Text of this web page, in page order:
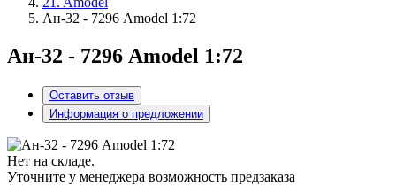
Ан-32 - 7296 Amodel 1:72
Ан-32 - 7296 Amodel 1:72
Оставить отзыв
Информация о предложении
Нет на складе.
Уточните у менеджера возможность предзаказа